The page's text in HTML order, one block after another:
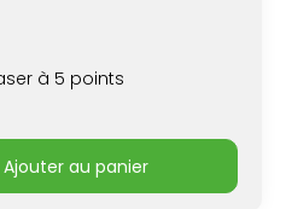
à 5 points
ajouter au panier